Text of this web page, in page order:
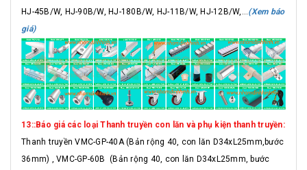
HJ-45B/W, HJ-90B/W, HJ-180B/W, HJ-11B/W, HJ-12B/W,... (Xem báo
giá)
13::Báo giá các loại Thanh truyền con lăn và phụ kiện thanh truyền:
Thanh truyền VMC-GP-40A (Bản rộng 40, con lăn D34xL25mm,bước
36mm) , VMC-GP-60B (Bản rộng 40, con lăn D34xL25mm, bước